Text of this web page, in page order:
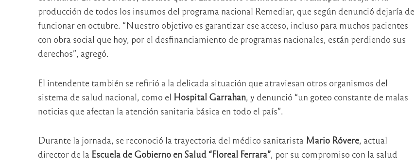
producción de todos los insumos del programa nacional Remediar, que según denunció dejaría de
funcionar en octubre. “Nuestro objetivo es garantizar ese acceso, incluso para muchos pacientes
con obra social que hoy, por el desfinanciamiento de programas nacionales, están perdiendo sus
derechos”, agregó.
El intendente también se refirió a la delicada situación que atraviesan otros organismos del
sistema de salud nacional, como el Hospital Garrahan, y denunció “un goteo constante de malas
noticias que afectan la atención sanitaria básica en todo el país”.
Durante la jornada, se reconoció la trayectoria del médico sanitarista Mario Róvere, actual
director de la Escuela de Gobierno en Salud “Floreal Ferrara”, por su compromiso con la salud